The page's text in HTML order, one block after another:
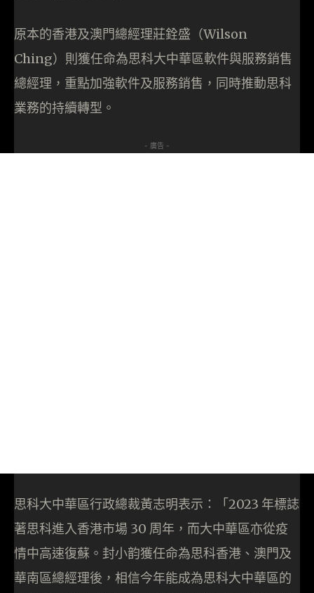
原本的香港及澳門總經理莊銓盛（Wilson
Ching）則獲任命為思科大中華區軟件與服務銷售
總經理，重點加強軟件及服務銷售，同時推動思科
業務的持續轉型。
- 廣告 -
思科大中華區行政總裁黃志明表示：「2023 年標誌
著思科進入香港市場 30 周年，而大中華區亦從疫
情中高速復蘇。封小韵獲任命為思科香港、澳門及
華南區總經理後，相信今年能成為思科大中華區的